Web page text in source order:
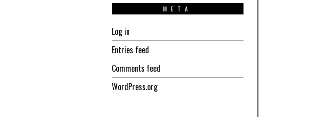
META
Log in
Entries feed
Comments feed
WordPress.org